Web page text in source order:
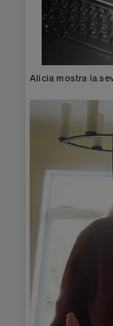
Alicia mostra la